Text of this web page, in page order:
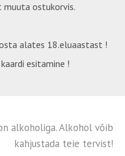
muuta ostukorvis.
alates 18.eluaastast !
esitamine !
alkoholiga. Alkohol võib
kahjustada teie tervist!